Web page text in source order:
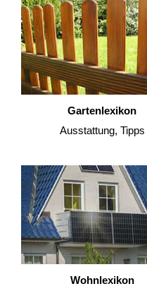
Gartenlexikon
Ausstattung, Tipps
Wohnlexikon